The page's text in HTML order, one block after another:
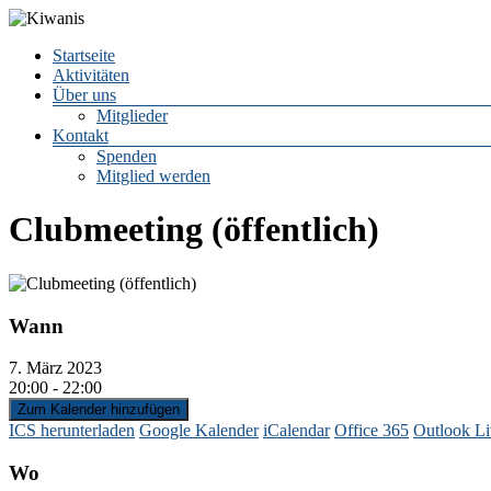
Zum
springen
Kiwanis
LEIPZIG
Menü
Startseite
Aktivitäten
Über uns
Mitglieder
Kontakt
Spenden
Mitglied werden
Clubmeeting (öffentlich)
Wann
7. März 2023
20:00 - 22:00
Zum Kalender hinzufügen
ICS herunterladen Google Kalender iCalendar Office 365 Outlook
Wo